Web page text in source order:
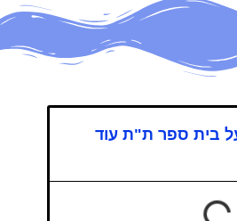
בית ספר ת"ת עוד